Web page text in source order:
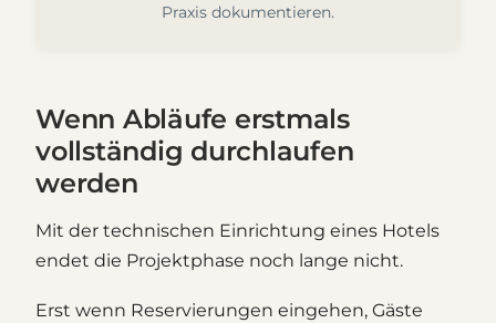
Praxis dokumentieren.
Wenn Abläufe erstmals
vollständig durchlaufen
werden
Mit der technischen Einrichtung eines Hotels
endet die Projektphase noch lange nicht.
Erst wenn Reservierungen eingehen, Gäste